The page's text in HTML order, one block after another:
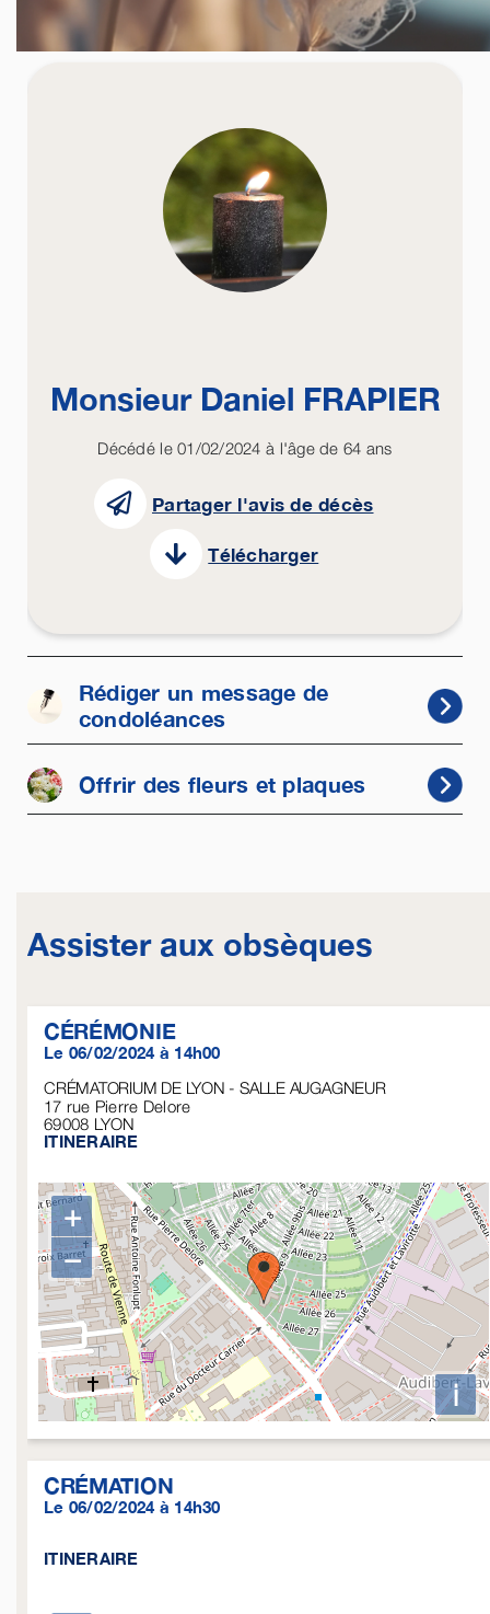
Monsieur Daniel FRAPIER
Décédé le 01/02/2024 à l'âge de 64 ans
Partager l'avis de décès
Télécharger
Rédiger un message de
condoléances
Offrir des fleurs et plaques
Assister aux obsèques
CÉRÉMONIE
Le 06/02/2024 à 14h00
CRÉMATORIUM DE LYON - SALLE AUGAGNEUR
17 rue Pierre Delore
69008 LYON
ITINERAIRE
+
−
i
CRÉMATION
Le 06/02/2024 à 14h30
ITINERAIRE